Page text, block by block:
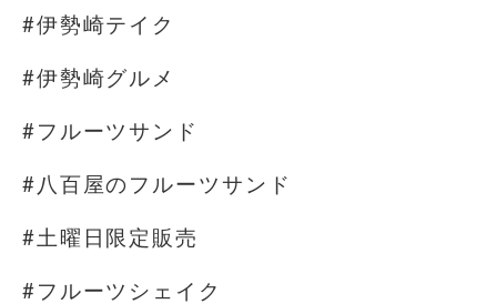
#伊勢崎テイク
#伊勢崎グルメ
#フルーツサンド
#八百屋のフルーツサンド
#土曜日限定販売
#フルーツシェイク